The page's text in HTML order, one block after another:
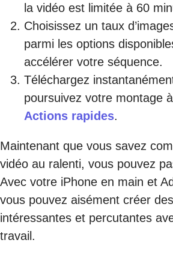
la vidéo est limitée à 60
Choisissez un taux
parmi les options
accélérer votre séquence.
Téléchargez
poursuivez votre montage
Actions rapides.
Maintenant que vous savez
vidéo au ralenti, vous pouvez
Avec votre iPhone en main et
vous pouvez aisément créer
intéressantes et percutantes
travail.